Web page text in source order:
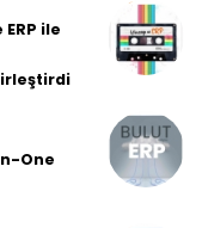
ile
One